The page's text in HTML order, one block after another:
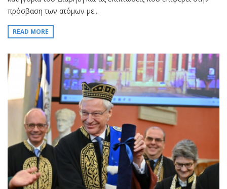
πρόσβαση των ατόμων με...
READ MORE